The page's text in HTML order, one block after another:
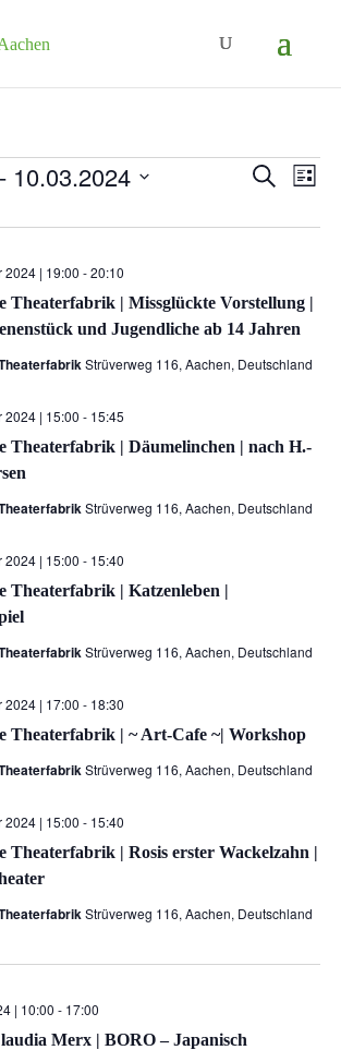
Suche
Liste
10.03.2024
Theaterfabrik | Missglückte Vorstellung |
und Jugendliche ab 14 Jahren
2024 | 19:00 -20:10
Strüverweg 116, Aachen, Deutschland
Theaterfabrik | Däumelinchen | nach H.-
2024 | 15:00 - 15:45
Strüverweg 116, Aachen, Deutschland
Theaterfabrik | Katzenleben |
2024 | 15:00 - 15:40
Strüverweg 116, Aachen, Deutschland
Theaterfabrik | ~ Art-Cafe ~| Workshop
2024 | 17:00 - 18:30
Strüverweg 116, Aachen, Deutschland
Theaterfabrik | Rosis erster Wackelzahn |
2024 | 15:00 - 15:40
Strüverweg 116, Aachen, Deutschland
Merx | BORO – Japanisch
| 10:00 - 17:00